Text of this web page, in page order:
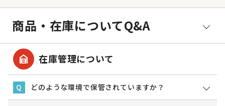
商品・在庫についてQ&A
garage_home 在庫管理について
Q どのような環境で保管されていますか？